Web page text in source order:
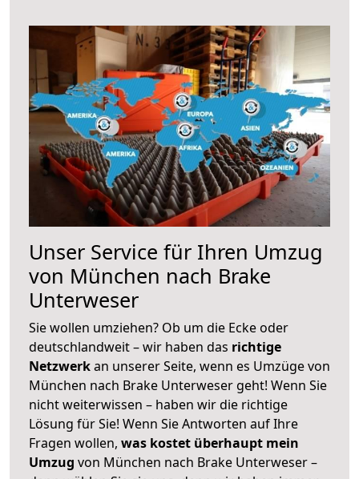
Unser Service für Ihren Umzug
von München nach Brake
Unterweser
Sie wollen umziehen? Ob um die Ecke oder
deutschlandweit – wir haben das richtige
Netzwerkan unserer Seite, wenn es Umzüge von
München nach Brake Unterweser geht! Wenn Sie
nicht weiterwissen – haben wir die richtige
Lösung für Sie! Wenn Sie Antworten auf Ihre
Fragen wollen, was kostet überhaupt mein
Umzug von München nach Brake Unterweser –